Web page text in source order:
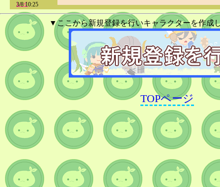
レイ
3/8 10:25
▼ここから新規登録を行いキャラクターを作成
TOPページ